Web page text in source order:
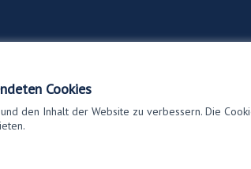
Cookies
den Inhalt der Website zu verbessern. Die